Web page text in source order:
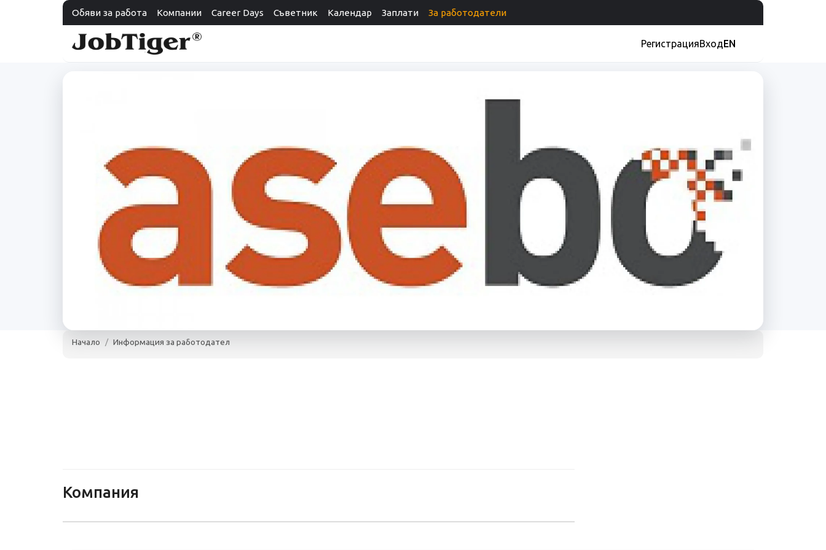
Обяви за работа Компании Career Days Съветник Календар Заплати За работодатели
РегистрацияВходEN
Начало Информация за работодател
Компания